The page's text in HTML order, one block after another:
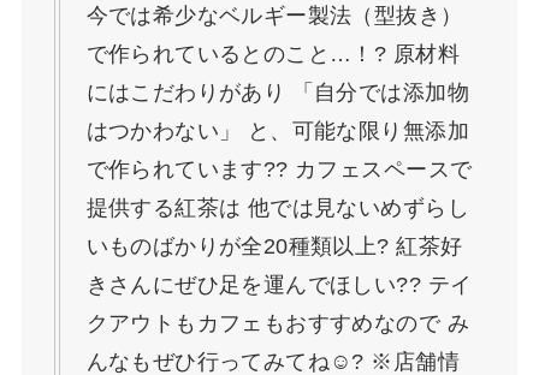
今では希少なベルギー製法（型抜き）
で作られているとのこと…！? 原材料
にはこだわりがあり 「自分では添加物
はつかわない」 と、可能な限り無添加
で作られています?? カフェスペースで
提供する紅茶は 他では見ないめずらし
いものばかりが全20種類以上? 紅茶好
きさんにぜひ足を運んでほしい?? テイ
クアウトもカフェもおすすめなので み
んなもぜひ行ってみてね☺️? ※店舗情